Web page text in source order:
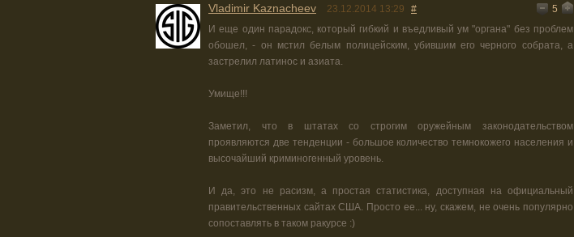
Vladimir Kaznacheev 23.12.2014 13:29 #
5
И еще один парадокс, который гибкий и въедливый ум "органа" без проблем
обошел, - он мстил белым полицейским, убившим его черного собрата, а
застрелил латинос и азиата.
Умище!!!
Заметил, что в штатах со строгим оружейным законодательством
проявляются две тенденции - большое количество темнокожего населения и
высочайший криминогенный уровень.
И да, это не расизм, а простая статистика, доступная на официальный
правительственных сайтах США. Просто ее... ну, скажем, не очень популярно
сопоставлять в таком ракурсе :)